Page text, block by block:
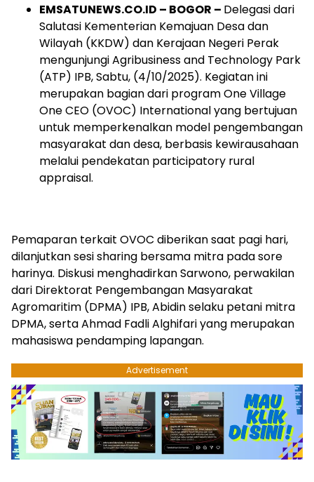
EMSATUNEWS.CO.ID – BOGOR – Delegasi dari
Salutasi Kementerian Kemajuan Desa dan
Wilayah (KKDW) dan Kerajaan Negeri Perak
mengunjungi Agribusiness and Technology Park
(ATP) IPB, Sabtu, (4/10/2025). Kegiatan ini
merupakan bagian dari program One Village
One CEO (OVOC) International yang bertujuan
untuk memperkenalkan model pengembangan
masyarakat dan desa, berbasis kewirausahaan
melalui pendekatan participatory rural
appraisal.
Pemaparan terkait OVOC diberikan saat pagi hari,
dilanjutkan sesi sharing bersama mitra pada sore
harinya. Diskusi menghadirkan Sarwono, perwakilan
dari Direktorat Pengembangan Masyarakat
Agromaritim (DPMA) IPB, Abidin selaku petani mitra
DPMA, serta Ahmad Fadli Alghifari yang merupakan
mahasiswa pendamping lapangan.
Advertisement